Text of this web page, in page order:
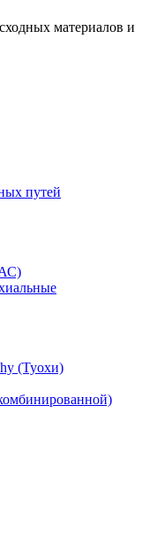
материалов и
путей
(Туохи)